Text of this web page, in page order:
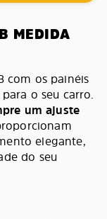
MEDIDA
com os painéis
o seu carro.
um ajuste
elegante,
do seu